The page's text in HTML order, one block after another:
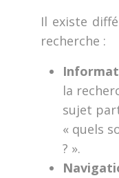
Il existe
recherche :
la
sujet
« quels
? ».